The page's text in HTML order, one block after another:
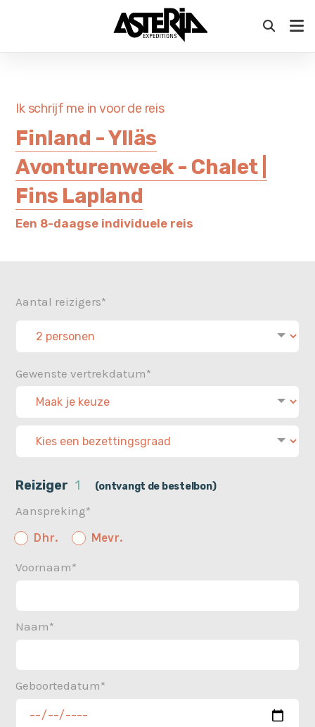
VOORSTELLING AANBOD 2027 - Ontdek ons aanbod
voor komend jaar op zaterdag 12 september in
Ik schrijf me in voor de reis
Finland - Ylläs
Avonturenweek - Chalet |
Fins Lapland
Een 8-daagse individuele reis
Aantal reizigers*
Gewenste vertrekdatum*
Reiziger 1 (ontvangt de bestelbon)
Aanspreking*
Dhr.
Mevr.
Voornaam*
Naam*
Geboortedatum*